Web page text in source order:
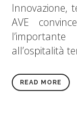
Innovazione,
AVE
all’ospitalità
READ MORE